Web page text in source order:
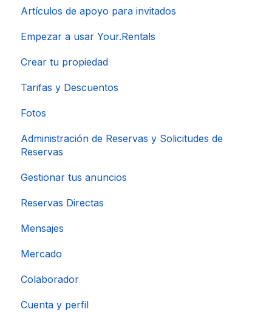
Artículos de apoyo para invitados
Empezar a usar Your.Rentals
Crear tu propiedad
Tarifas y Descuentos
Fotos
Administración de Reservas y Solicitudes de
Reservas
Gestionar tus anuncios
Reservas Directas
Mensajes
Mercado
Colaborador
Cuenta y perfil